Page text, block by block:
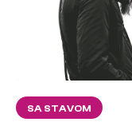
SA STAVOM